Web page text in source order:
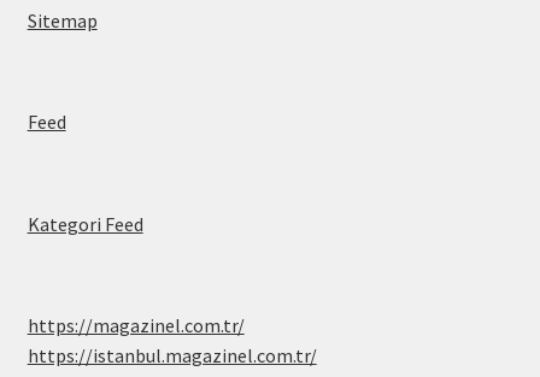
Sitemap
Feed
Kategori Feed
https://magazinel.com.tr/
https://istanbul.magazinel.com.tr/